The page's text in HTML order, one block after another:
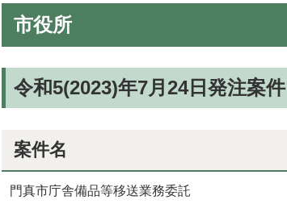
市役所
令和5(2023)年7月24日発注案件
案件名
門真市庁舎備品等移送業務委託